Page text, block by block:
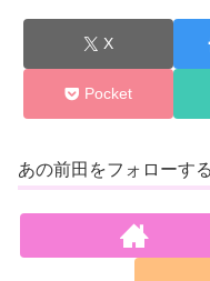
X
Pocket
あの前田をフォローする